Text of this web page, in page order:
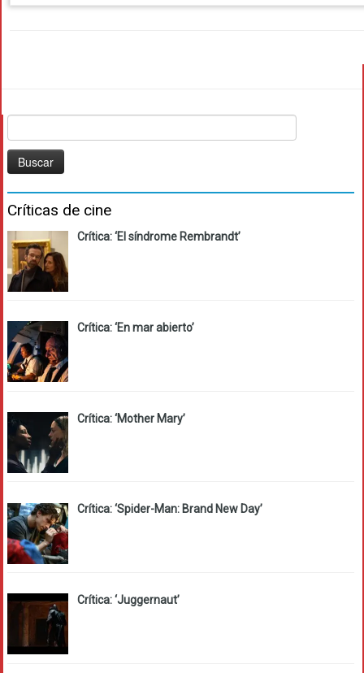
Críticas de cine
Crítica: ‘El síndrome Rembrandt’
Crítica: ‘En mar abierto’
Crítica: ‘Mother Mary’
Crítica: ‘Spider-Man: Brand New Day’
Crítica: ‘Juggernaut’